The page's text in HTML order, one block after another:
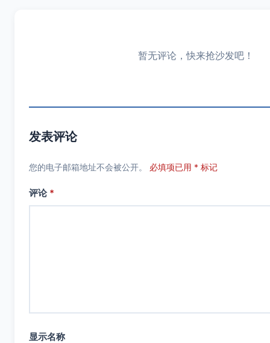
暂无评论，快来抢沙发吧！
发表评论
您的电子邮箱地址不会被公开。 必填项已用 * 标记
评论 *
显示名称